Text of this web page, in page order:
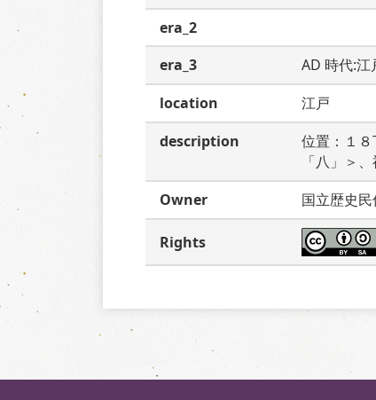
era_2
era_3
AD 時代:江
location
江戸
description
位置：１
「八」＞
Owner
国立歴史
Rights